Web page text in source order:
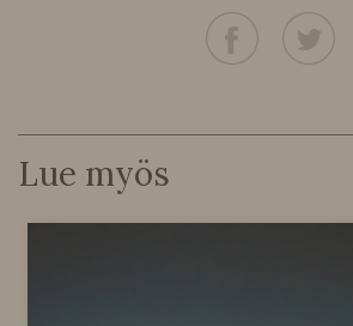
Lue myös